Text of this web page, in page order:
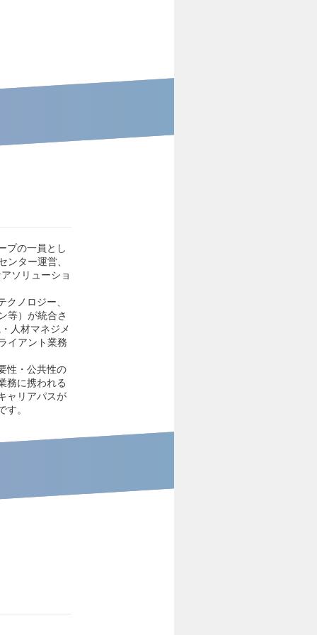
プの一員とし
ンター運営、
ソリューショ
ノロジー、
等）が統合さ
人材マネジメ
イアント業務
性・公共性の
務に携われる
ャリアパスが
。